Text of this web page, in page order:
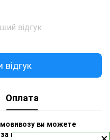
відгук
Оплата
ви можете
номерами: